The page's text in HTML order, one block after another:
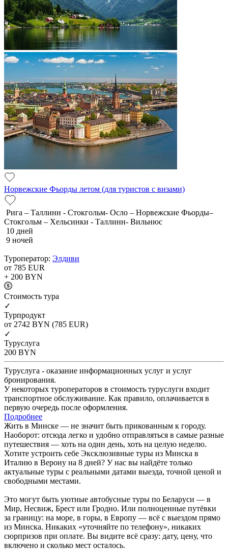
Норвежские Фьорды летом (для туристов с визами)
Рига – Таллинн - Стокгольм- Осло – Норвежские Фьорды–
Стокгольм – Хельсинки - Таллинн- Вильнюс
10 дней
9 ночей
Туроператор: Элдиви
от 785 EUR
+ 200 BYN
Cтоимость тура
✓
Турпродукт
от 2742 BYN (785 EUR)
✓
Туруслуга
200 BYN
Туруслуга - оказание информационных услуг и услуг
бронирования.
У некоторых туроператоров в стоимость туруслуги входит
транспортное обслуживание. Как правило, оплачивается в
первую очередь после оформления.
Подробнее
Жить в Минске — не значит быть прикованным к городу.
Наоборот: отсюда легко и удобно отправляться в самые разные
путешествия — хоть на один день, хоть на целую неделю.
Хотите устроить себе Эксклюзивные туры из Минска в
Италию в Верону на 8 дней? У нас вы найдёте только
актуальные туры с реальными датами выезда, точной ценой и
свободными местами.
Это могут быть уютные автобусные туры по Беларуси — в
Мир, Несвиж, Брест или Гродно. Или полноценные путёвки
за границу: на море, в горы, в Европу — всё с выездом прямо
из Минска. Никаких «уточняйте по телефону», никаких
сюрпризов при оплате. Вы видите всё сразу: дату, цену, что
включено и сколько мест осталось.